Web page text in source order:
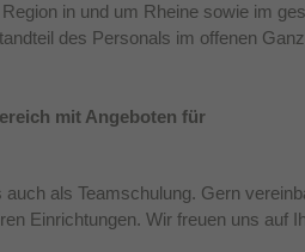
in und um Rheine sowie im
des Personals im offenen
mit Angeboten für
als Teamschulung. Gern
Einrichtungen. Wir freuen uns auf
Dieses Cookie wird
Einstellungen für diese